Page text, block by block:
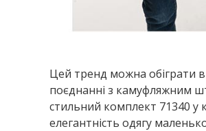
Цей тренд можна обіграти в
поєднанні з камуфляжним
стильний комплект 71340 у
елегантність одягу